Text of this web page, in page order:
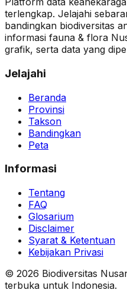
terlengkap. Jelajahi
bandingkan biodiversitas
informasi fauna & flora
grafik, serta data yang
Jelajahi
Beranda
Provinsi
Takson
Bandingkan
Peta
Informasi
Tentang
FAQ
Glosarium
Disclaimer
Syarat & Ketentuan
Kebijakan Privasi
© 2026 Biodiversitas
terbuka untuk Indonesia.